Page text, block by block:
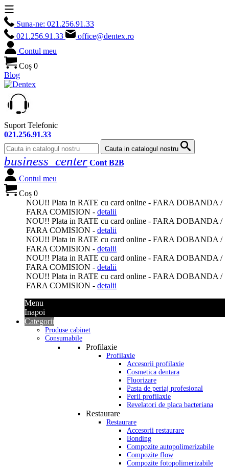
Suna-ne: 021.256.91.33
021.256.91.33
office@dentex.ro
Contul meu
Coș 0
Blog
Suport Telefonic
021.256.91.33
Cauta in catalogul nostru
business_center Cont B2B
Contul meu
Coș 0
NOU!! Plata inRATE cu card online -FARA DOBANDA /
FARA COMISION -detalii
NOU!! Plata inRATE cu card online -FARA DOBANDA /
FARA COMISION -detalii
NOU!! Plata inRATE cu card online -FARA DOBANDA /
FARA COMISION -detalii
NOU!! Plata inRATE cu card online -FARA DOBANDA /
FARA COMISION -detalii
NOU!! Plata inRATE cu card online -FARA DOBANDA /
FARA COMISION -detalii
Menu
Inapoi
Categorii
Produse cabinet
Consumabile
Profilaxie
Profilaxie
Accesorii profilaxie
Cosmetica dentara
Fluorizare
Pasta de periaj profesional
Perii profilaxie
Revelatori de placa bacteriana
Restaurare
Restaurare
Accesorii restaurare
Bonding
Compozite autopolimerizabile
Compozite flow
Compozite fotopolimerizabile